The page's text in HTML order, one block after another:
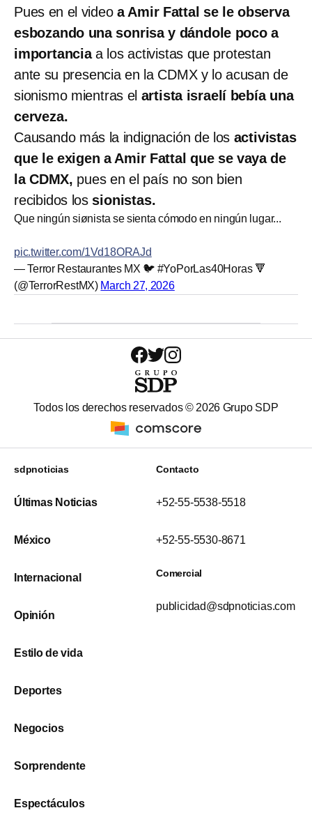
Pues en el videoa Amir Fattal se le observa
esbozando una sonrisa y dándole poco a
importanciaa los activistas que protestan
ante su presencia en la CDMX y lo acusan de
sionismo mientras el artista israelí bebía una
cerveza.
Causando más la indignación de los activistas
que le exigen a Amir Fattal que se vaya de
la CDMX, pues en el país no son bien
recibidos los sionistas.
Que ningún siønista se sienta cómodo en ningún lugar...
pic.twitter.com/1Vd18ORAJd
— Terror Restaurantes MX 🐦 #YoPorLas40Horas 🔻
(@TerrorRestMX) March 27, 2026
Todos los derechos reservados © 2026 Grupo SDP
sdpnoticias
Últimas Noticias
México
Internacional
Opinión
Estilo de vida
Deportes
Negocios
Sorprendente
Espectáculos
Contacto
+52-55-5538-5518
+52-55-5530-8671
Comercial
publicidad@sdpnoticias.com